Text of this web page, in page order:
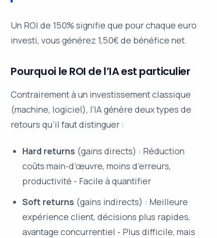
Un ROI de 150% signifie que pour chaque euro
investi, vous générez 1,50€ de bénéfice net.
Pourquoi le ROI de l’IA est particulier
Contrairement à un investissement classique
(machine, logiciel), l’IA génère deux types de
retours qu’il faut distinguer :
Hard returns (gains directs) : Réduction
coûts main-d’œuvre, moins d’erreurs,
productivité - Facile à quantifier
Soft returns (gains indirects) : Meilleure
expérience client, décisions plus rapides,
avantage concurrentiel - Plus difficile, mais